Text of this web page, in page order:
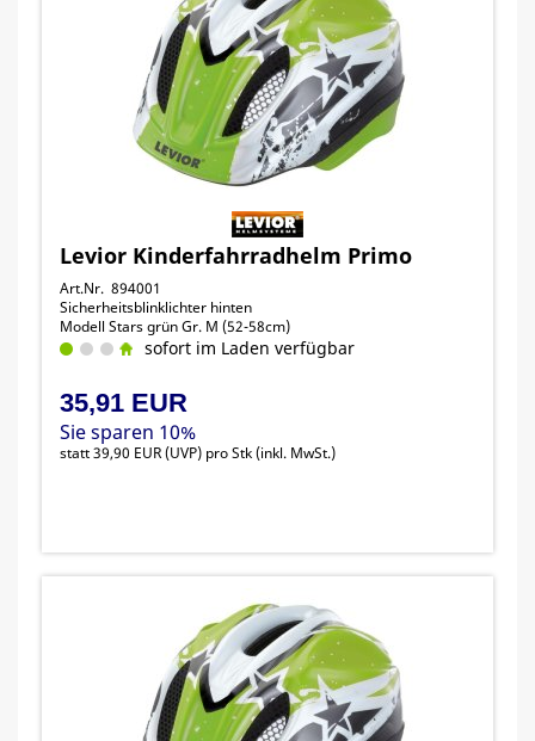
Levior Kinderfahrradhelm Primo
Art.Nr. 894001
Sicherheitsblinklichter hinten
Modell Stars grün Gr. M (52-58cm)
sofort im Laden verfügbar
35,91 EUR
Sie sparen 10%
statt39,90 EUR(UVP) pro Stk (inkl. MwSt.)